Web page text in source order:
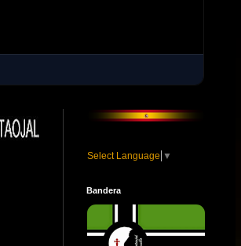
Select Language ▼
Bandera